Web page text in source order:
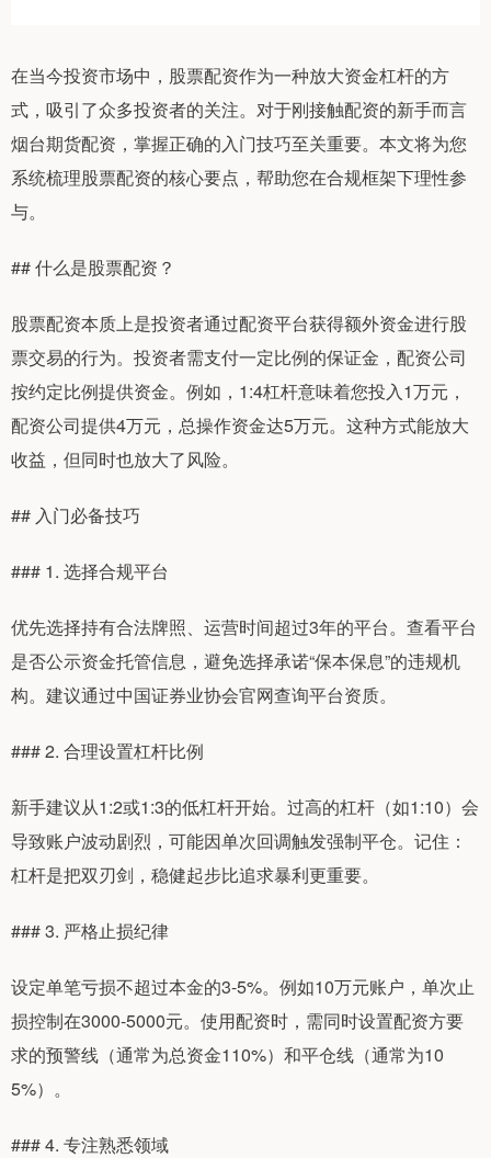
在当今投资市场中，股票配资作为一种放大资金杠杆的方
式，吸引了众多投资者的关注。对于刚接触配资的新手而言
烟台期货配资，掌握正确的入门技巧至关重要。本文将为您
系统梳理股票配资的核心要点，帮助您在合规框架下理性参
与。
## 什么是股票配资？
股票配资本质上是投资者通过配资平台获得额外资金进行股
票交易的行为。投资者需支付一定比例的保证金，配资公司
按约定比例提供资金。例如，1:4杠杆意味着您投入1万元，
配资公司提供4万元，总操作资金达5万元。这种方式能放大
收益，但同时也放大了风险。
## 入门必备技巧
### 1. 选择合规平台
优先选择持有合法牌照、运营时间超过3年的平台。查看平台
是否公示资金托管信息，避免选择承诺“保本保息”的违规机
构。建议通过中国证券业协会官网查询平台资质。
### 2. 合理设置杠杆比例
新手建议从1:2或1:3的低杠杆开始。过高的杠杆（如1:10）会
导致账户波动剧烈，可能因单次回调触发强制平仓。记住：
杠杆是把双刃剑，稳健起步比追求暴利更重要。
### 3. 严格止损纪律
设定单笔亏损不超过本金的3-5%。例如10万元账户，单次止
损控制在3000-5000元。使用配资时，需同时设置配资方要
求的预警线（通常为总资金110%）和平仓线（通常为10
5%）。
### 4. 专注熟悉领域